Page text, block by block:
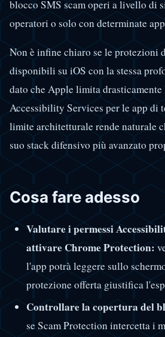
blocco SMS scam operi a livello di
operatori o solo con determinate
Non è infine chiaro se le protezioni
disponibili su iOS con la stessa
dato che Apple limita drasticamente
Accessibility Services per le app di
limite architetturale rende naturale
suo stack difensivo più avanzato
Cosa fare adesso
Valutare i permessi
attivare Chrome Protection:
l'app potrà leggere sullo
protezione offerta giustifica
Controllare la copertura del
se Scam Protection intercetta i